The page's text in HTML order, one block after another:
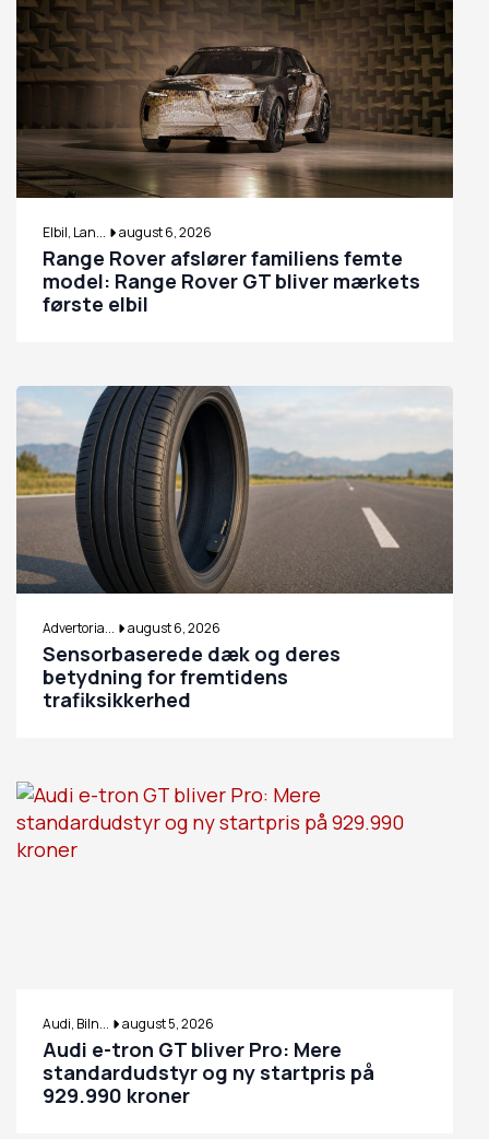
Elbil, Lan... august 6, 2026
Range Rover afslører familiens femte
model: Range Rover GT bliver mærkets
første elbil
Advertoria... august 6, 2026
Sensorbaserede dæk og deres
betydning for fremtidens
trafiksikkerhed
Audi, Biln... august 5, 2026
Audi e-tron GT bliver Pro: Mere
standardudstyr og ny startpris på
929.990 kroner